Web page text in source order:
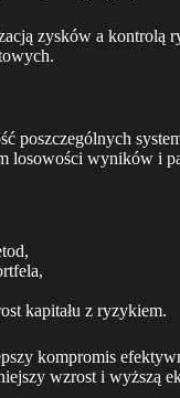
zysków a kontrolą
poszczególnych
losowości wyników i
kapitału z ryzykiem.
kompromis
wzrost i wyższą